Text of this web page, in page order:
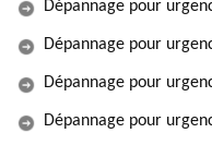
Dépannage pour
Dépannage pour
Dépannage pour
Dépannage pour